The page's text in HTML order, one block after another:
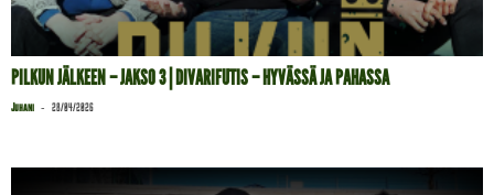
PILKUN JÄLKEEN – JAKSO 3 | DIVARIFUTIS – HYVÄSSÄ JA PAHASSA
Juhani - 28/04/2026